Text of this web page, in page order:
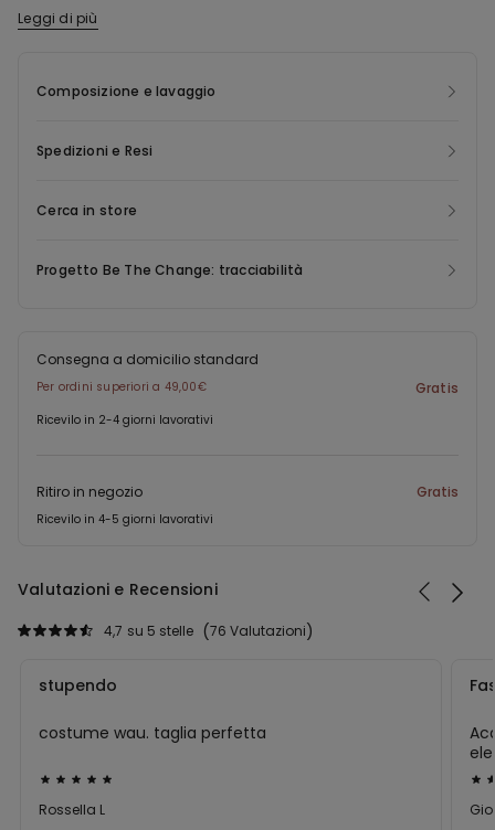
sosegno e la chiusura è regolabile con fiocco sulla schiena.
Il tessuto di questo capo contiene un filato certificato riciclato,
correttamente smaltite. Per la creazione di questo nuovo capo
Leggi di più
Composizione e lavaggio
Spedizioni e Resi
Cerca in store
Progetto Be The Change: tracciabilità
Consegna a domicilio standard
Per ordini superiori a 49,00€ Gratis
Ricevilo in 2-4 giorni lavorativi
Ritiro in negozio Gratis
Ricevilo in 4-5 giorni lavorativi
Valutazioni e Recensioni
76 Valutazioni
4,7 su 5 stelle
Valutato
5
Rossella L
stupendo
costume wau. taglia perfetta
5